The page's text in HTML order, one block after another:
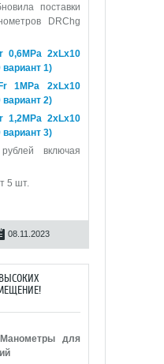
поставки
DRChg
0,6МРа 2xLx10
вариант 1)
1МРа 2xLx10
вариант 2)
1,2МРа 2xLx10
вариант 3)
включая
5 шт.
08.11.2023
для